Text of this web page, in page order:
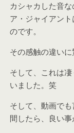
カシャカした音
ア・ジャイアン
のです。
その感触の違いに
そして、これは
いました。笑
そして、動画で
間したら、良い事